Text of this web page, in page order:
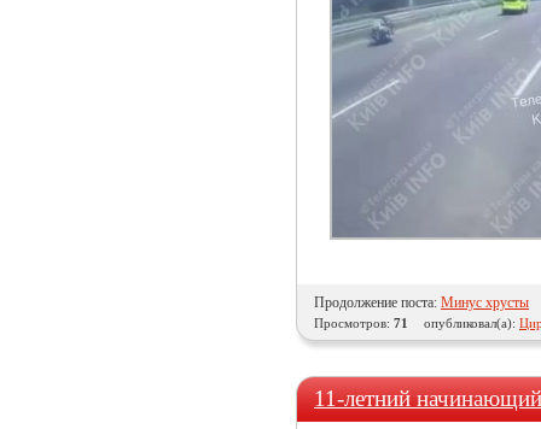
Продолжение поста: Минус хрусты
Просмотров: 71 опубликовал(а):
11-летний